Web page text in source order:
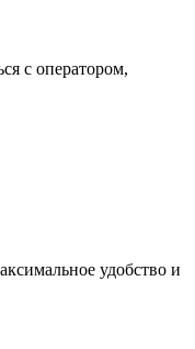
с оператором,
удобство и